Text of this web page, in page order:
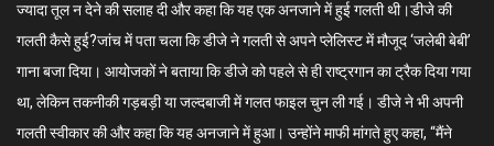
ज्यादा तूल न देने की सलाह दी और कहा कि यह एक अनजाने में हुई गलती थी।डीजे की
गलती कैसे हुई?जांच में पता चला कि डीजे ने गलती से अपने प्लेलिस्ट में मौजूद ‘जलेबी बेबी’
गाना बजा दिया। आयोजकों ने बताया कि डीजे को पहले से ही राष्ट्रगान का ट्रैक दिया गया
था, लेकिन तकनीकी गड़बड़ी या जल्दबाजी में गलत फाइल चुन ली गई। डीजे ने भी अपनी
गलती स्वीकार की और कहा कि यह अनजाने में हुआ। उन्होंने माफी मांगते हुए कहा, “मैंने